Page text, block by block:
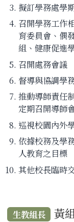
擬訂學務處學
召開學務工作
育委員會、偶
組、健康促進
召開處務會議
督導與協調學
推動導師責任
定期召開導師
巡視校園內外
依據校務及學
人教育之目標
其他校長臨時
生教組長 黃